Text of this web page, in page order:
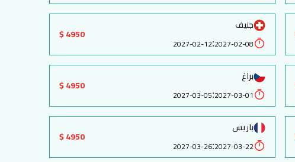
جنيف
2027-02-08
:
2027-02-12
4950 $
براغ
2027-03-01
:
2027-03-05
4950 $
باريس
2027-03-22
:
2027-03-26
4950 $